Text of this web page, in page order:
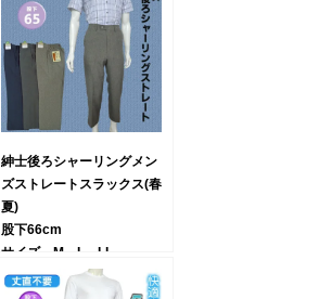
紳士後ろシャーリングメン
ズストレートスラックス(春
夏)
股下66cm
サイズ M、L、LL
3,500円(税込)